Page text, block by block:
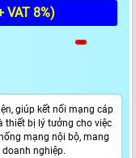
VAT 8%)
giúp kết nối mạng cáp
thiết bị lý tưởng cho việc
mạng nội bộ, mang
nghiệp.